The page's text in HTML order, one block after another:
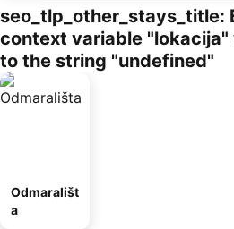
seo_tlp_other_stays_title:
context variable
to the string "undefined"
Odmarališt
a